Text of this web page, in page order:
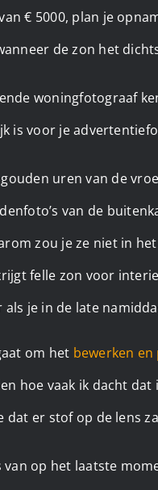
€ 5000, plan je
de zon het
woningfotograaf
is voor je
gouden uren van de
van de
zou je ze niet in
felle zon voor
als je in de late
om het bewerken en
hoe vaak ik dacht
dat er stof op de lens
van op het laatste